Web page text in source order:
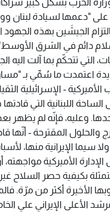
الحرب بشكل كبير
على "دعمها لسيادة لبنان
الجيشَين بهذه الجهود
دائم في الشرق
التي تتحكّم بما آلت اليه
اعتمدت ما سُمِّي بـ
- الإسرائيلية
اللبنانية التي
وعليه، فإنّه لم يظهر
والحلول المقترحة - أنّها
سيما الإيرانية منها،
الأميركية مواجهته،
بكيفية حصر السلاح غير
الأخيرة أكثر من مرّة.
الأعلى الإيراني علي